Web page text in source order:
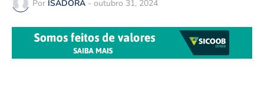
Por ISADORA - outubro 31, 2024